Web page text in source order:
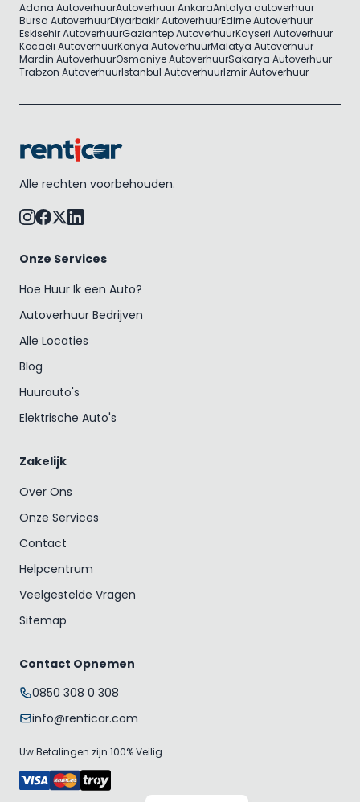
Adana AutoverhuurAutoverhuur AnkaraAntalya autoverhuur
Bursa AutoverhuurDiyarbakir AutoverhuurEdirne Autoverhuur
Eskisehir AutoverhuurGaziantep AutoverhuurKayseri Autoverhuur
Kocaeli AutoverhuurKonya AutoverhuurMalatya Autoverhuur
Mardin AutoverhuurOsmaniye AutoverhuurSakarya Autoverhuur
Trabzon AutoverhuurIstanbul AutoverhuurIzmir Autoverhuur
Alle rechten voorbehouden.
Onze Services
Hoe Huur Ik een Auto?
Autoverhuur Bedrijven
Alle Locaties
Blog
Huurauto's
Elektrische Auto's
Zakelijk
Over Ons
Onze Services
Contact
Helpcentrum
Veelgestelde Vragen
Sitemap
Contact Opnemen
0850 308 0 308
info@renticar.com
Uw Betalingen zijn 100% Veilig